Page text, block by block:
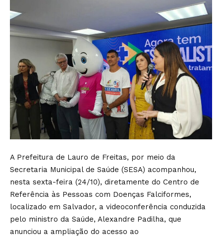
A Prefeitura de Lauro de Freitas, por meio da
Secretaria Municipal de Saúde (SESA) acompanhou,
nesta sexta-feira (24/10), diretamente do Centro de
Referência às Pessoas com Doenças Falciformes,
localizado em Salvador, a videoconferência conduzida
pelo ministro da Saúde, Alexandre Padilha, que
anunciou a ampliação do acesso ao